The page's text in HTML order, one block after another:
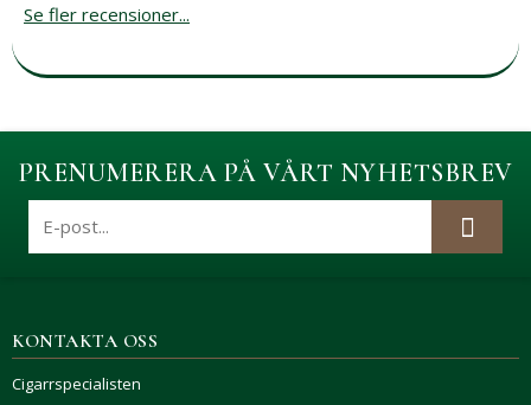
Se fler recensioner...
PRENUMERERA PÅ VÅRT NYHETSBREV
KONTAKTA OSS
Cigarrspecialisten